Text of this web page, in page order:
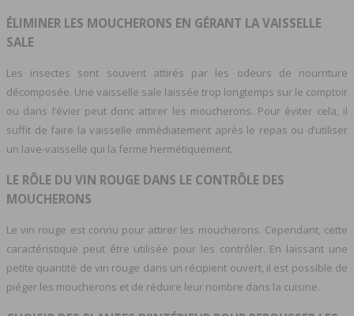
ÉLIMINER LES MOUCHERONS EN GÉRANT LA VAISSELLE
SALE
Les insectes sont souvent attirés par les odeurs de nourriture
décomposée. Une vaisselle sale laissée trop longtemps sur le comptoir
ou dans l’évier peut donc attirer les moucherons. Pour éviter cela, il
suffit de faire la vaisselle immédiatement après le repas ou d’utiliser
un lave-vaisselle qui la ferme hermétiquement.
LE RÔLE DU VIN ROUGE DANS LE CONTRÔLE DES
MOUCHERONS
Le vin rouge est connu pour attirer les moucherons. Cependant, cette
caractéristique peut être utilisée pour les contrôler. En laissant une
petite quantité de vin rouge dans un récipient ouvert, il est possible de
piéger les moucherons et de réduire leur nombre dans la cuisine.